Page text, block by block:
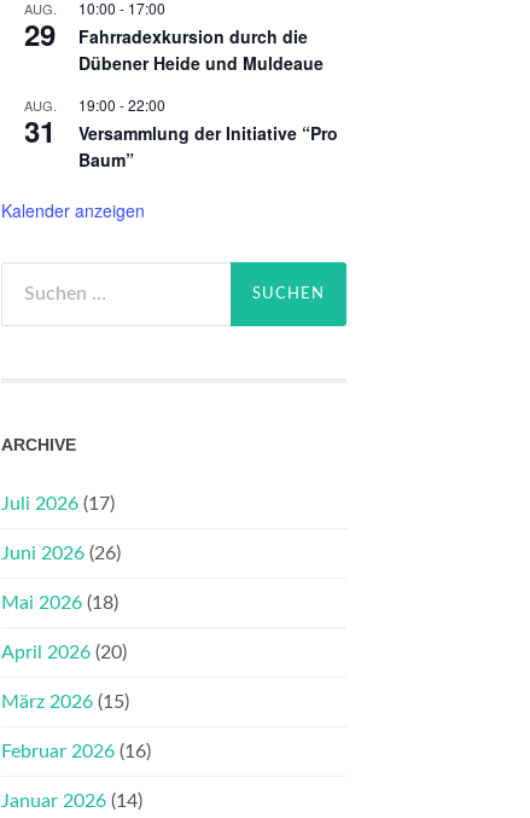
AUG.
29
10:00 - 17:00
Fahrradexkursion durch die
Dübener Heide und Muldeaue
AUG.
31
19:00 -22:00
Versammlung der Initiative “Pro
Baum”
Kalender anzeigen
nach:
ARCHIVE
Juli 2026 (17)
Juni 2026 (26)
Mai 2026 (18)
April 2026 (20)
März 2026 (15)
Februar 2026 (16)
Januar 2026 (14)